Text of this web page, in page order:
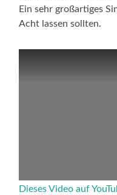
Ein sehr großartiges
Acht lassen sollten.
Dieses Video auf